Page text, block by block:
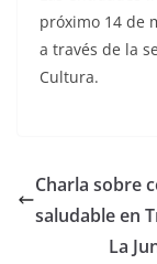
próximo 14 de
a través de la
Cultura.
Charla sobre
saludable en
La